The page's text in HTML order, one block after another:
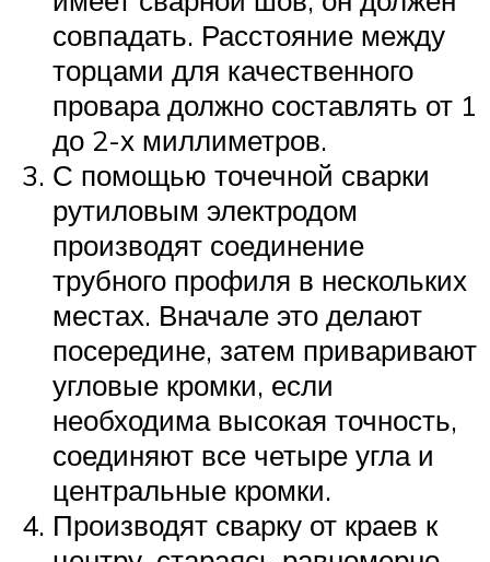
совпадать. Расстояние между
торцами для качественного
провара должно составлять от 1
до 2-х миллиметров.
С помощью точечной сварки
рутиловым электродом
производят соединение
трубного профиля в нескольких
местах. Вначале это делают
посередине, затем приваривают
угловые кромки, если
необходима высокая точность,
соединяют все четыре угла и
центральные кромки.
Производят сварку от краев к